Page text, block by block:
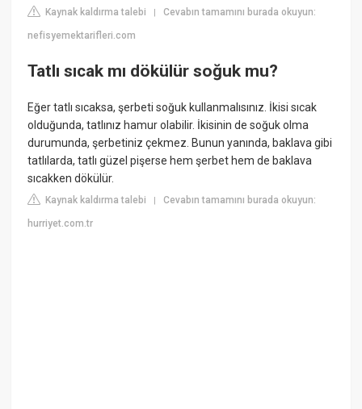
Kaynak kaldırma talebi |Cevabın tamamını burada okuyun:
nefisyemektarifleri.com
Tatlı sıcak mı dökülür soğuk mu?
Eğer tatlı sıcaksa, şerbeti soğuk kullanmalısınız. İkisi sıcak
olduğunda, tatlınız hamur olabilir. İkisinin de soğuk olma
durumunda, şerbetiniz çekmez. Bunun yanında, baklava gibi
tatlılarda, tatlı güzel pişerse hem şerbet hem de baklava
sıcakken dökülür.
Kaynak kaldırma talebi |Cevabın tamamını burada okuyun:
hurriyet.com.tr